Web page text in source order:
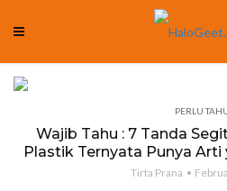
PERLU
Wajib Tahu : 7 Tanda
Plastik Ternyata Punya
Tirta Prana